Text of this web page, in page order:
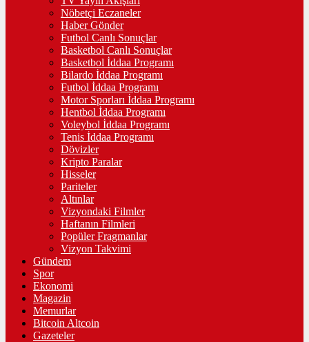
Nöbetçi Eczaneler
Haber Gönder
Futbol Canlı Sonuçlar
Basketbol Canlı Sonuçlar
Basketbol İddaa Programı
Bilardo İddaa Programı
Futbol İddaa Programı
Motor Sporları İddaa Programı
Hentbol İddaa Programı
Voleybol İddaa Programı
Tenis İddaa Programı
Dövizler
Kripto Paralar
Hisseler
Pariteler
Altınlar
Vizyondaki Filmler
Haftanın Filmleri
Popüler Fragmanlar
Vizyon Takvimi
Gündem
Spor
Ekonomi
Magazin
Memurlar
Bitcoin Altcoin
Gazeteler